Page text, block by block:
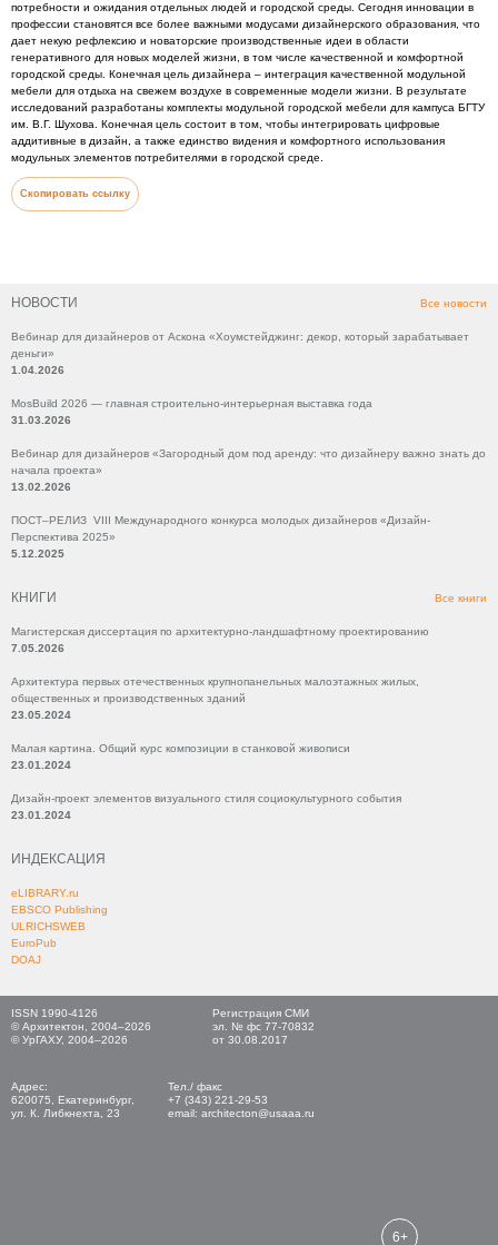
НОВОСТИ Все новости
Вебинар для дизайнеров от Аскона «Хоумстейджинг: декор, который зарабатывает
деньги»
1.04.2026
MosBuild 2026 — главная строительно-интерьерная выставка года
31.03.2026
Вебинар для дизайнеров «Загородный дом под аренду: что дизайнеру важно знать до
начала проекта»
13.02.2026
ПОСТ–РЕЛИЗ VIII Международного конкурса молодых дизайнеров «Дизайн-
Перспектива 2025»
5.12.2025
КНИГИ Все книги
Магистерская диссертация по архитектурно-ландшафтному проектированию
7.05.2026
Архитектура первых отечественных крупнопанельных малоэтажных жилых,
общественных и производственных зданий
23.05.2024
Малая картина. Общий курс композиции в станковой живописи
23.01.2024
Дизайн-проект элементов визуального стиля социокультурного события
23.01.2024
ИНДЕКСАЦИЯ
eLIBRARY.ru
EBSCO Publishing
ULRICHSWEB
EuroPub
DOAJ
потребности и ожидания отдельных людей и городской среды. Сегодня инновации в
профессии становятся все более важными модусами дизайнерского образования, что
дает некую рефлексию и новаторские производственные идеи в области
генеративного для новых моделей жизни, в том числе качественной и комфортной
городской среды. Конечная цель дизайнера – интеграция качественной модульной
мебели для отдыха на свежем воздухе в современные модели жизни. В результате
исследований разработаны комплекты модульной городской мебели для кампуса БГТУ
им. В.Г. Шухова. Конечная цель состоит в том, чтобы интегрировать цифровые
аддитивные в дизайн, а также единство видения и комфортного использования
модульных элементов потребителями в городской среде.
Скопировать ссылку
ISSN 1990-4126
© Архитектон, 2004–2026
© УрГАХУ, 2004–2026
Регистрация СМИ
эл. № фс 77-70832
от 30.08.2017
Адрес:
620075, Екатеринбург,
ул. К. Либкнехта, 23
Тел./ факс
+7 (343) 221-29-53
email: architecton@usaaa.ru
6+